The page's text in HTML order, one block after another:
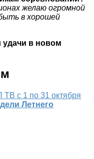
желаю огромной
в хорошей
удачи в новом
с 1 по 31 октября
Летнего